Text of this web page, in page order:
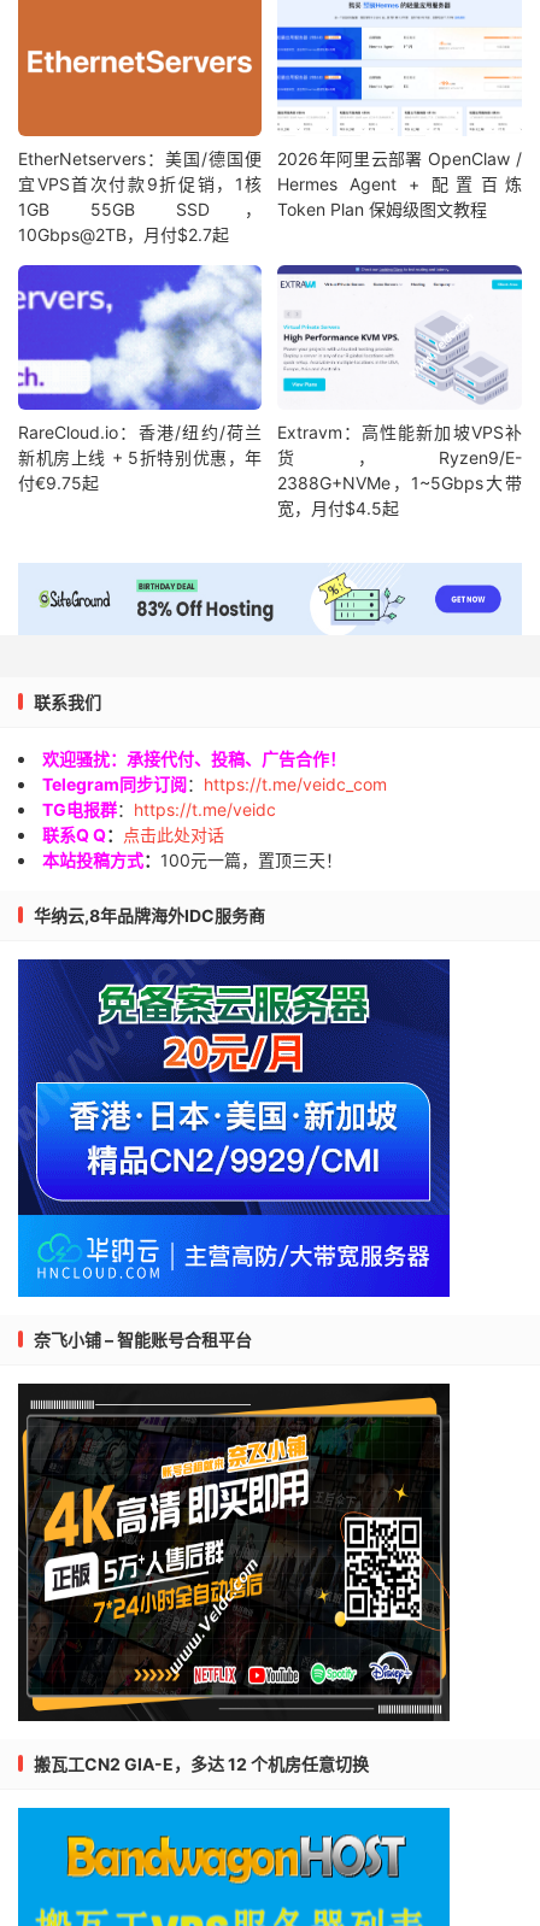
EtherNetservers：美国/德国便
宜VPS首次付款9折促销，1核
1GB 55GB SSD，
10Gbps@2TB，月付$2.7起
2026年阿里云部署 OpenClaw /
Hermes Agent + 配置百炼
Token Plan 保姆级图文教程
RareCloud.io：香港/纽约/荷兰
新机房上线 + 5折特别优惠，年
付€9.75起
Extravm：高性能新加坡VPS补
货，Ryzen9/E-
2388G+NVMe，1~5Gbps大带
宽，月付$4.5起
联系我们
欢迎骚扰：承接代付、投稿、广告合作！
Telegram同步订阅： https://t.me/veidc_com
TG电报群： https://t.me/veidc
联系Q Q：
点击此处对话
本站投稿方式： 100元一篇，置顶三天！
华纳云,8年品牌海外IDC服务商
奈飞小铺 – 智能账号合租平台
搬瓦工CN2 GIA-E，多达 12 个机房任意切换